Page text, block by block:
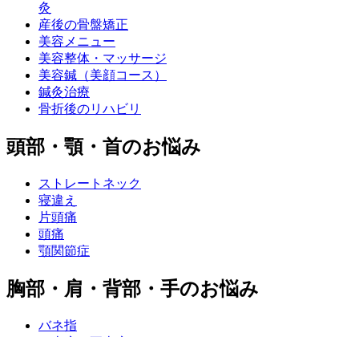
灸
産後の骨盤矯正
美容メニュー
美容整体・マッサージ
美容鍼（美顔コース）
鍼灸治療
骨折後のリハビリ
頭部・顎・首のお悩み
ストレートネック
寝違え
片頭痛
頭痛
顎関節症
胸部・肩・背部・手のお悩み
バネ指